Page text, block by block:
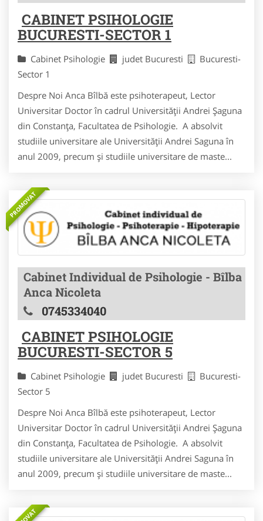
CABINET PSIHOLOGIE
BUCURESTI-SECTOR 1
Cabinet Psihologie judet Bucuresti
Bucuresti-
Sector 1
Despre Noi Anca Bîlbă este psihoterapeut, Lector
Universitar Doctor în cadrul Universității Andrei Șaguna
din Constanța, Facultatea de Psihologie. A absolvit
studiile universitare ale Universității Andrei Saguna în
anul 2009, precum și studiile universitare de maste...
PROMOVAT
Cabinet Individual de Psihologie - Bîlba
Anca Nicoleta
0745334040
CABINET PSIHOLOGIE
BUCURESTI-SECTOR 5
Cabinet Psihologie judet Bucuresti
Bucuresti-
Sector 5
Despre Noi Anca Bîlbă este psihoterapeut, Lector
Universitar Doctor în cadrul Universității Andrei Șaguna
din Constanța, Facultatea de Psihologie. A absolvit
studiile universitare ale Universității Andrei Saguna în
anul 2009, precum și studiile universitare de maste...